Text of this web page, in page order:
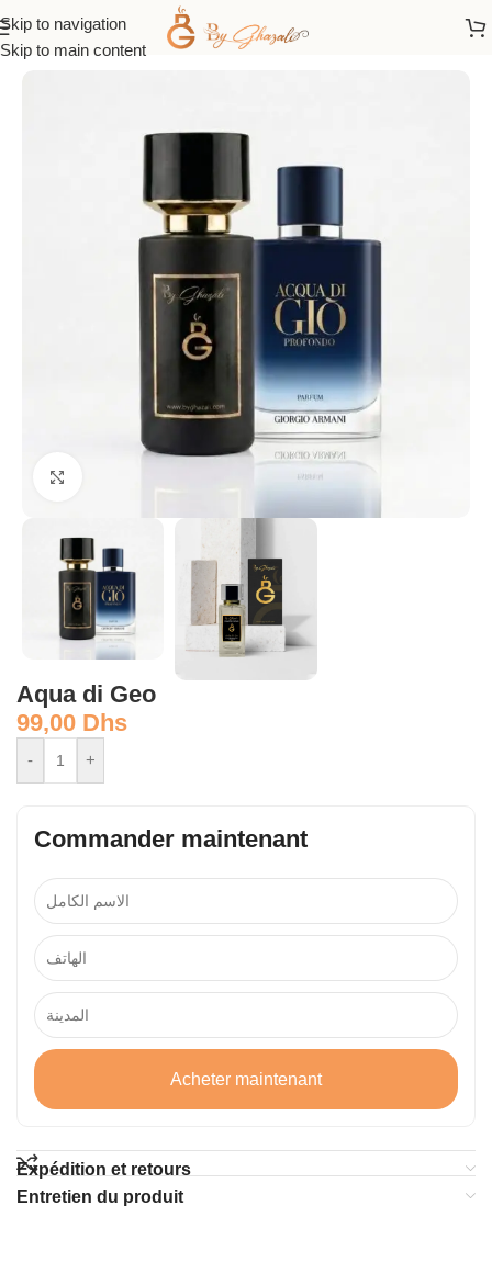
Skip to navigation
Skip to main content
Accueil/Parfum 50 ML/Hommes
Aqua di Geo
99,00 Dhs
- +
Commander maintenant
Acheter maintenant
Expédition et retours
Entretien du produit